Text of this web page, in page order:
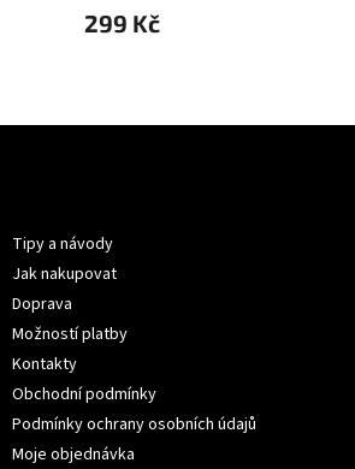
299 Kč
Tipy a návody
Jak nakupovat
Doprava
Možností platby
Kontakty
Obchodní podmínky
Podmínky ochrany osobních údajů
Moje objednávka